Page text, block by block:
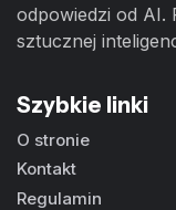
odpowiedzi od AI.
sztucznej
Szybkie linki
O stronie
Kontakt
Regulamin